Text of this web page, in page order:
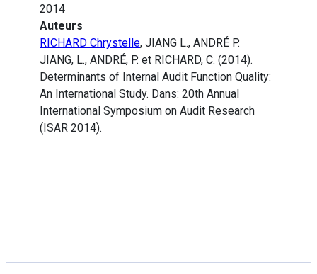
2014
Auteurs
RICHARD Chrystelle, JIANG L., ANDRÉ P.
JIANG, L., ANDRÉ, P. et RICHARD, C. (2014).
Determinants of Internal Audit Function Quality:
An International Study. Dans: 20th Annual
International Symposium on Audit Research
(ISAR 2014).